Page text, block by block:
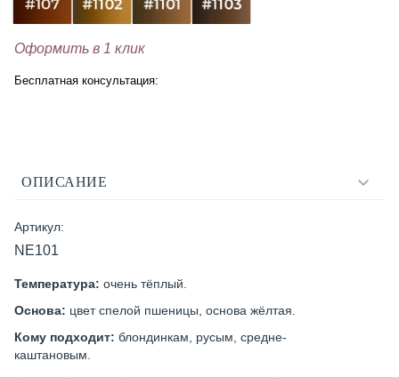
Оформить в 1 клик
Бесплатная консультация:
ОПИСАНИЕ
Артикул:
NE101
Температура: очень тёплый.
Основа: цвет спелой пшеницы, основа жёлтая.
Кому подходит: блондинкам, русым, средне-
каштановым.